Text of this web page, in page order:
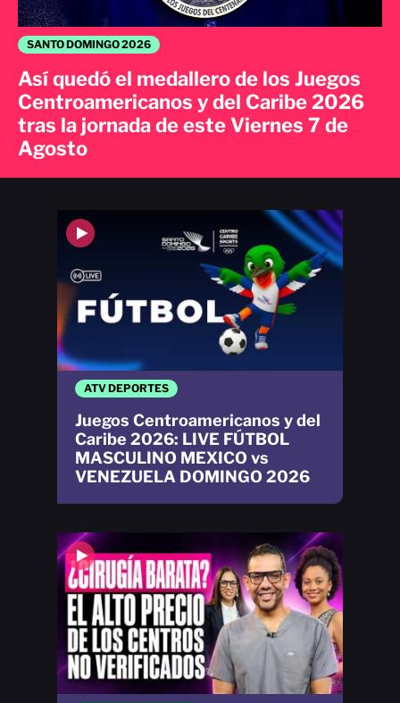
SANTO DOMINGO 2026
Así quedó el medallero de los Juegos
Centroamericanos y del Caribe 2026
tras la jornada de este Viernes 7 de
Agosto
ATV DEPORTES
Juegos Centroamericanos y del
Caribe 2026: LIVE FÚTBOL
MASCULINO MEXICO vs
VENEZUELA DOMINGO 2026